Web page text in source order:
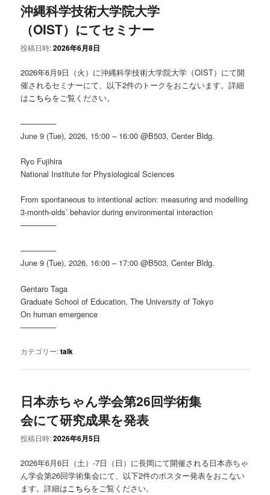
沖縄科学技術大学院大学
（OIST）にてセミナー
投稿日時:2026年6月8日
2026年6月9日（火）に沖縄科学技術大学院大学（OIST）にて開
催されるセミナーにて、以下2件のトークをおこないます。詳細
はこちらをご覧ください。
————–
June 9 (Tue), 2026, 15:00 – 16:00 @B503, Center Bldg.
Ryo Fujihira
National Institute for Physiological Sciences
From spontaneous to intentional action: measuring and modelling
3-month-olds’ behavior during environmental interaction
————–
————–
June 9 (Tue), 2026, 16:00 – 17:00 @B503, Center Bldg.
Gentaro Taga
Graduate School of Education, The University of Tokyo
On human emergence
————–
カテゴリー:talk
日本赤ちゃん学会第26回学術集
会にて研究成果を発表
投稿日時:2026年6月5日
2026年6月6日（土）-7日（日）に長岡にて開催される日本赤ちゃ
ん学会第26回学術集会にて、以下2件のポスター発表をおこない
ます。詳細はこちらをご覧ください。